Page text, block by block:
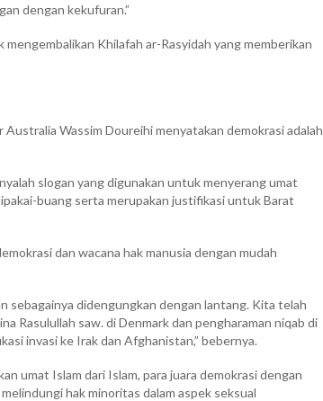
dengan kekufuran.”
Khilafah ar-Rasyidah yang memberikan
Wassim Doureihi menyatakan demokrasi adalah
slogan yang digunakan untuk menyerang umat
buang serta merupakan justifikasi untuk Barat
dan wacana hak manusia dengan mudah
sebagainya didengungkan dengan lantang. Kita telah
Rasulullah saw. di Denmark dan pengharaman niqab di
invasi ke Irak dan Afghanistan,” bebernya.
umat Islam dari Islam, para juara demokrasi dengan
hak minoritas dalam aspek seksual